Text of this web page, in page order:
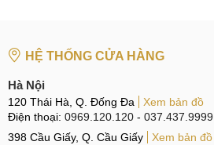
Tại Hà Nội
CN 1:120 Thái Hà, Q. Đống Đa
HỆ THỐNG CỬA HÀNG
Hà Nội
120 Thái Hà, Q. Đống Đa
Xem bản đồ
Điện thoại: 0969.120.120 - 037.437.9999
398 Cầu Giấy, Q. Cầu Giấy
Xem bản đồ